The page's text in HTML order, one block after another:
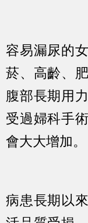
容易漏尿的
菸、高齡、
腹部長期用
受過婦科手術
會大大增加。
病患長期以